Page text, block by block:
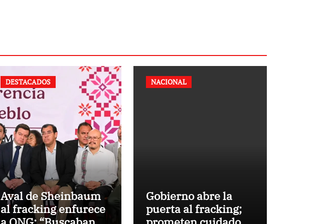
DESTACADOS
Aval de Sheinbaum
al fracking enfurece
NACIONAL
Gobierno abre la
puerta al fracking;